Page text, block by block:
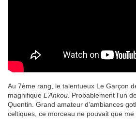
Au 7ème rang, le talentueux Le Garçon
magnifique L’Ankou . Probablement l’un
Quentin. Grand amateur d’ambiances
celtiques, ce morceau ne pouvait que me